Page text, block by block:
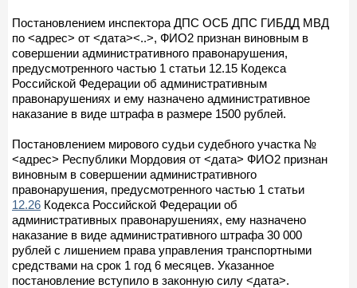
Постановлением инспектора ДПС ОСБ ДПС ГИБДД МВД
по <адрес> от <дата><..>, ФИО2 признан виновным в
совершении административного правонарушения,
предусмотренного частью 1 статьи 12.15 Кодекса
Российской Федерации об административным
правонарушениях и ему назначено административное
наказание в виде штрафа в размере 1500 рублей.
Постановлением мирового судьи судебного участка №
<адрес> Республики Мордовия от <дата> ФИО2 признан
виновным в совершении административного
правонарушения, предусмотренного частью 1 статьи
12.26 Кодекса Российской Федерации об
административных правонарушениях, ему назначено
наказание в виде административного штрафа 30 000
рублей с лишением права управления транспортными
средствами на срок 1 год 6 месяцев. Указанное
постановление вступило в законную силу <дата>.